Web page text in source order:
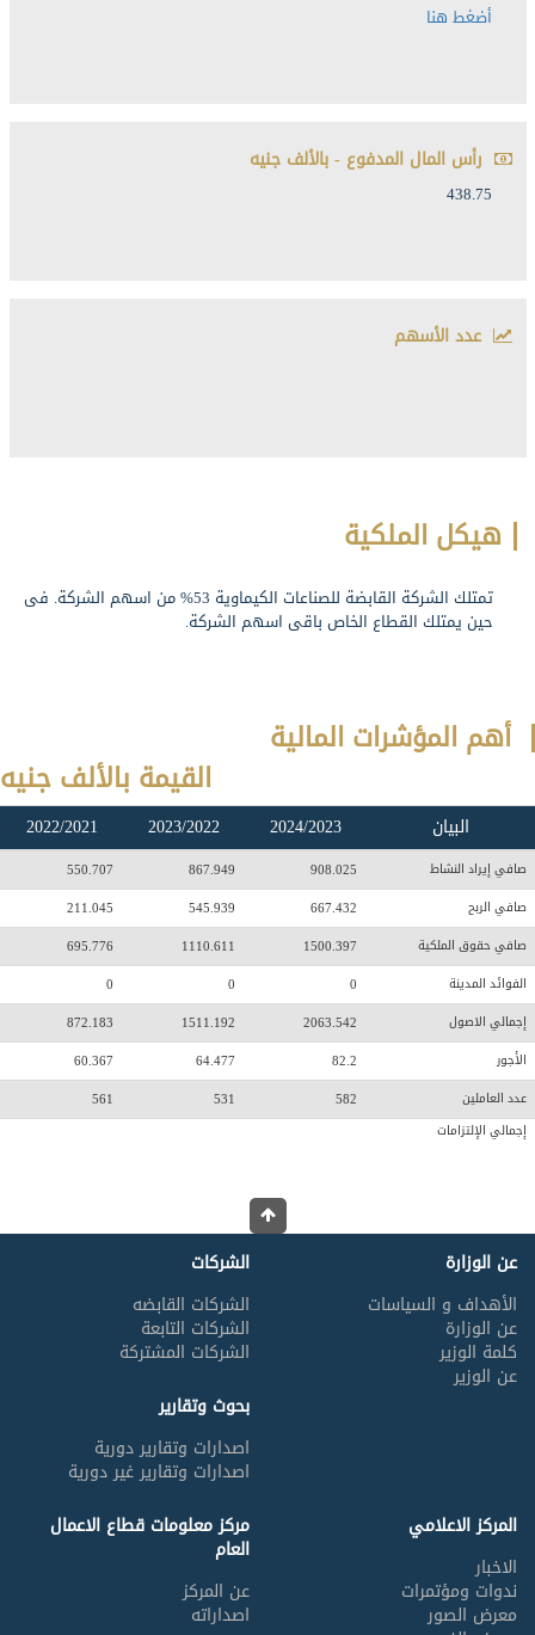
أضغط هنا
رأس المال المدفوع - بالألف جنيه
438.75
عدد الأسهم
هيكل الملكية
تمتلك الشركة القابضة للصناعات الكيماوية 53% من اسهم الشركة. فى
حين يمتلك القطاع الخاص باقى اسهم الشركة.
أهم المؤشرات المالية
القيمة بالألف جنيه
البيان
صافي إيراد النشاط
صافي الربح
صافي حقوق الملكية
الفوائد المدينة
إجمالي الاصول
الأجور
عدد العاملين
إجمالي الإلتزامات
2024/2023
908.025
667.432
1500.397
0
2063.542
82.2
582
2023/2022
867.949
545.939
1110.611
0
1511.192
64.477
531
2022/2021
550.707
211.045
695.776
0
872.183
60.367
561
عن الوزارة
الأهداف و السياسات
عن الوزارة
كلمة الوزير
عن الوزير
الشركات
الشركات القابضه
الشركات التابعة
الشركات المشتركة
بحوث وتقارير
اصدارات وتقارير دورية
اصدارات وتقارير غير دورية
المركز الاعلامي
الاخبار
ندوات ومؤتمرات
معرض الصور
مركز معلومات قطاع الاعمال
العام
عن المركز
اصداراته